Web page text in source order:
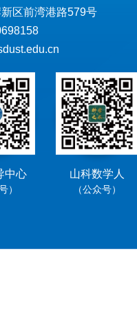
区前湾港路579号
中心
）
山科数学人
（公众号）